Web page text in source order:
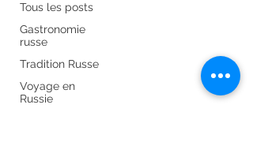
Tous les posts
Gastronomie
russe
Tradition Russe
Voyage en
Russie